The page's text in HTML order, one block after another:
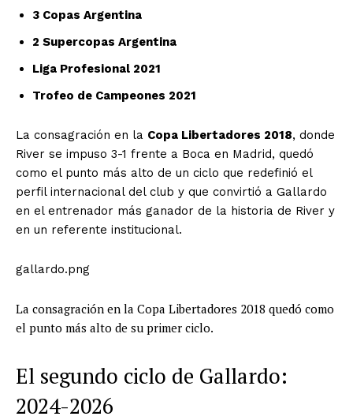
3 Copas Argentina
2 Supercopas Argentina
Liga Profesional 2021
Trofeo de Campeones 2021
La consagración en la Copa Libertadores 2018, donde
River se impuso 3-1 frente a Boca en Madrid, quedó
como el punto más alto de un ciclo que redefinió el
perfil internacional del club y que convirtió a Gallardo
en el entrenador más ganador de la historia de River y
en un referente institucional.
gallardo.png
La consagración en la Copa Libertadores 2018 quedó como
el punto más alto de su primer ciclo.
El segundo ciclo de Gallardo:
2024-2026